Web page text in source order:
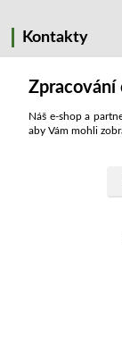
Kontakty
+420 321 734
Zpracování
Náš e-shop a
aby Vám mohli